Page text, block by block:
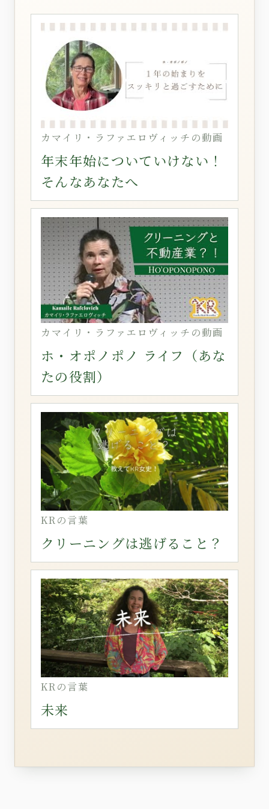
カマイリ・ラファエロヴィッチの動画
年末年始についていけない！
そんなあなたへ
カマイリ・ラファエロヴィッチの動画
ホ・オポノポノ ライフ（あな
たの役割）
KRの言葉
クリーニングは逃げること？
KRの言葉
未来